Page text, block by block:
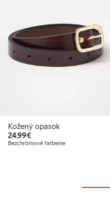
Kožený opasok
24,99€24,99 €
Bezchrómové farbenie